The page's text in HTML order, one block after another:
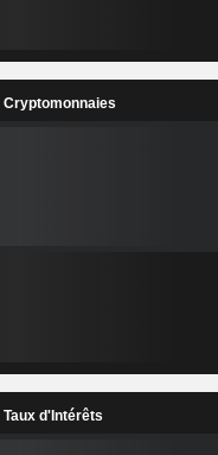
Cryptomonnaies
Taux d'Intérêts